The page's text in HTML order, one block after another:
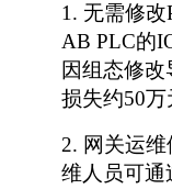
1. 无需修改
AB PLC的
因组态修
损失约50万
2. 网关运
维人员可通